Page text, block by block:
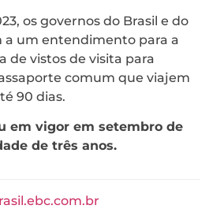
os governos do Brasil e do
a um entendimento para a
de vistos de visita para
comum que viajem
90 dias.
em vigor em setembro de
de três anos.